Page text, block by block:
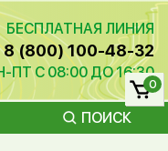
БЕСПЛАТНАЯ ЛИНИЯ
8 (800) 100-48-32
ПТ С 08:00 ДО 16:30
ПОИСК
0